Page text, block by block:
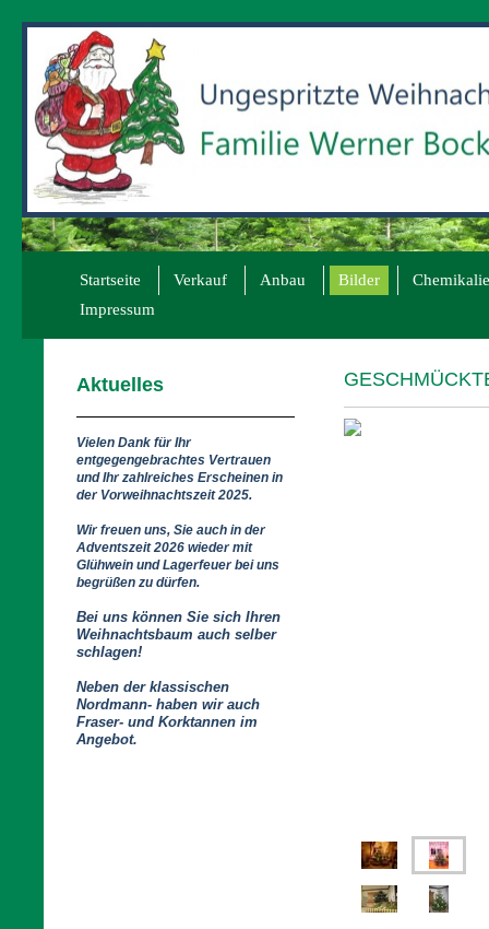
Startseite Verkauf Anbau Bilder
Impressum
Aktuelles
Vielen Dank für Ihr
entgegengebrachtes Vertrauen
und Ihr zahlreiches Erscheinen in
der Vorweihnachtszeit 2025.
Wir freuen uns, Sie auch in der
Adventszeit 2026 wieder mit
Glühwein und Lagerfeuer bei uns
begrüßen zu dürfen.
Bei uns können Sie sich Ihren
Weihnachtsbaum auch selber
schlagen!
Neben der klassischen
Nordmann- haben wir auch
Fraser- und Korktannen im
Angebot.